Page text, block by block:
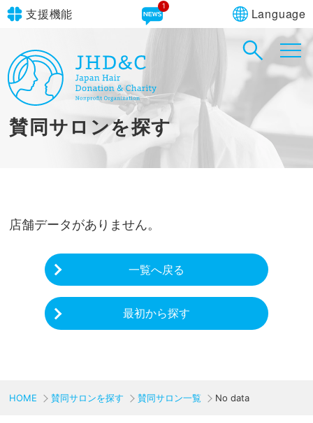
支援機能
文字サイズ 標準
青 黒
やさしいにほんご
1 Language
in simple English
賛同サロンを探す
店舗データがありません。
一覧へ戻る
最初から探す
HOME 賛同サロンを探す 賛同サロン一覧 No data